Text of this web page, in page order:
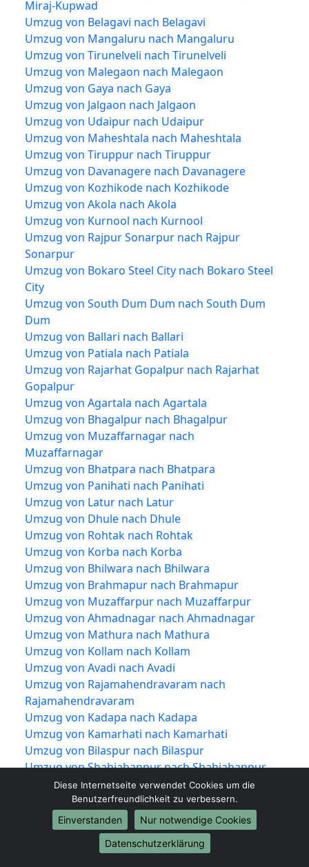
Miraj-Kupwad
Umzug von Belagavi nach Belagavi
Umzug von Mangaluru nach Mangaluru
Umzug von Tirunelveli nach Tirunelveli
Umzug von Malegaon nach Malegaon
Umzug von Gaya nach Gaya
Umzug von Jalgaon nach Jalgaon
Umzug von Udaipur nach Udaipur
Umzug von Maheshtala nach Maheshtala
Umzug von Tiruppur nach Tiruppur
Umzug von Davanagere nach Davanagere
Umzug von Kozhikode nach Kozhikode
Umzug von Akola nach Akola
Umzug von Kurnool nach Kurnool
Umzug von Rajpur Sonarpur nach Rajpur
Sonarpur
Umzug von Bokaro Steel City nach Bokaro Steel
City
Umzug von South Dum Dum nach South Dum
Dum
Umzug von Ballari nach Ballari
Umzug von Patiala nach Patiala
Umzug von Rajarhat Gopalpur nach Rajarhat
Gopalpur
Umzug von Agartala nach Agartala
Umzug von Bhagalpur nach Bhagalpur
Umzug von Muzaffarnagar nach
Muzaffarnagar
Umzug von Bhatpara nach Bhatpara
Umzug von Panihati nach Panihati
Umzug von Latur nach Latur
Umzug von Dhule nach Dhule
Umzug von Rohtak nach Rohtak
Umzug von Korba nach Korba
Umzug von Bhilwara nach Bhilwara
Umzug von Brahmapur nach Brahmapur
Umzug von Muzaffarpur nach Muzaffarpur
Umzug von Ahmadnagar nach Ahmadnagar
Umzug von Mathura nach Mathura
Umzug von Kollam nach Kollam
Umzug von Avadi nach Avadi
Umzug von Rajamahendravaram nach
Rajamahendravaram
Umzug von Kadapa nach Kadapa
Umzug von Kamarhati nach Kamarhati
Umzug von Bilaspur nach Bilaspur
Umzug von Shahjahanpur nach Shahjahanpur
Umzug von Vijayapura nach Vijayapura
Umzug von Rampur nach Rampur
Umzug von Shivamogga nach Shivamogga
Umzug von Chandrapur nach Chandrapur
Umzug von Junagadh nach Junagadh
Diese Internetseite verwendet Cookies um die
Benutzerfreundlichkeit zu verbessern.
Einverstanden
Nur notwendige Cookies
Datenschutzerklärung